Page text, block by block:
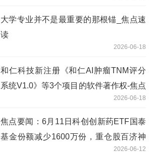
大学专业并不是最重要的那根锚_焦点速
读
2026-06-18
和仁科技新注册《和仁AI肿瘤TNM评分
系统V1.0》等3个项目的软件著作权-焦点
2026-06-18
焦点要闻：6月11日科创创新药ETF国泰
基金份额减少1600万份，重仓股百济神
2026-06-12